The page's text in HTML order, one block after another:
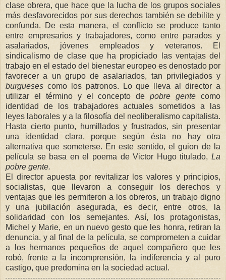
clase obrera, que hace que la lucha de los grupos sociales
más desfavorecidos por sus derechos también se debilite y
confunda. De esta manera, el conflicto se produce tanto
entre empresarios y trabajadores, como entre parados y
asalariados, jóvenes empleados y veteranos. El
sindicalismo de clase que ha propiciado las ventajas del
trabajo en el estado del bienestar europeo es denostado por
favorecer a un grupo de asalariados, tan privilegiados y
burgueses como los patronos. Lo que lleva al director a
utilizar el término y el concepto depobre gente como
identidad de los trabajadores actuales sometidos a las
leyes laborales y a la filosofía del neoliberalismo capitalista.
Hasta cierto punto, humillados y frustrados, sin presentar
una identidad clara, porque según ésta no hay otra
alternativa que someterse. En este sentido, el guion de la
película se basa en el poema de Victor Hugo titulado, La
pobre gente.
El director apuesta por revitalizar los valores y principios,
socialistas, que llevaron a conseguir los derechos y
ventajas que les permiteron a los obreros, un trabajo digno
y una jubilación asegurada, es decir, entre otros, la
solidaridad con los semejantes. Así, los protagonistas,
Michel y Marie, en un nuevo gesto que les honra, retiran la
denuncia, y al final de la película, se comprometen a cuidar
a los hermanos pequeños de aquel compañero que les
robó, frente a la incomprensión, la indiferencia y al puro
castigo, que predomina en la sociedad actual.